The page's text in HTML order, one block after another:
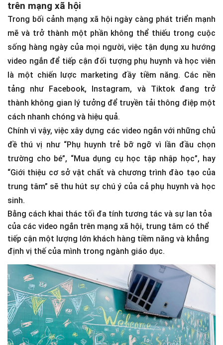
trên mạng xã hội
Trong bối cảnh mạng xã hội ngày càng phát triển mạnh
mẽ và trở thành một phần không thể thiếu trong cuộc
sống hàng ngày của mọi người, việc tận dụng xu hướng
video ngắn để tiếp cận đối tượng phụ huynh và học viên
là một chiến lược marketing đầy tiềm năng. Các nền
tảng như Facebook, Instagram, và Tiktok đang trở
thành không gian lý tưởng để truyền tải thông điệp một
cách nhanh chóng và hiệu quả.
Chính vì vậy, việc xây dựng các video ngắn với những chủ
đề thú vị như “Phụ huynh trẻ bỡ ngỡ vì lần đầu chọn
trường cho bé”, “Mua dụng cụ học tập nhập học”, hay
“Giới thiệu cơ sở vật chất và chương trình đào tạo của
trung tâm” sẽ thu hút sự chú ý của cả phụ huynh và học
sinh.
Bằng cách khai thác tối đa tính tương tác và sự lan tỏa
của các video ngắn trên mạng xã hội, trung tâm có thể
tiếp cận một lượng lớn khách hàng tiềm năng và khẳng
định vị thế của mình trong ngành giáo dục.